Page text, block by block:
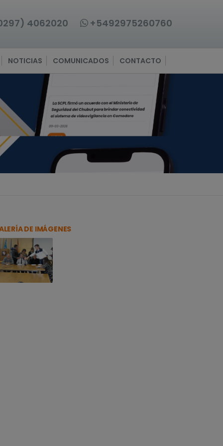
4062020 +5492975260760
NOTICIAS COMUNICADOS CONTACTO
DE IMÁGENES